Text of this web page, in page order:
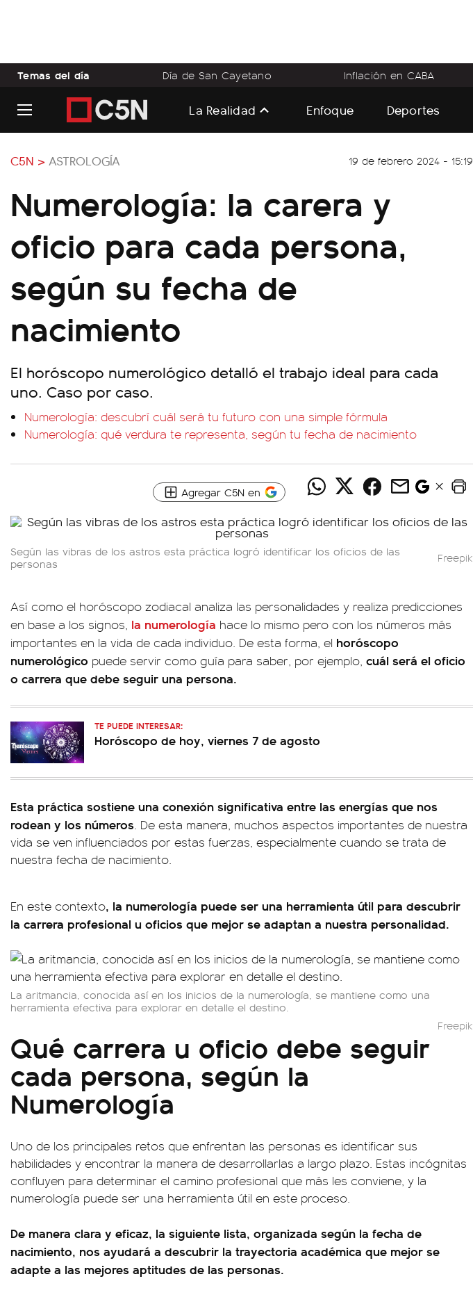
Temas del día Día de San Cayetano Inflación en CABA
La Realidad Enfoque Deportes
C5N > ASTROLOGÍA 19 de febrero 2024 - 15:19
Numerología: la carera y
oficio para cada persona,
según su fecha de
nacimiento
El horóscopo numerológico detalló el trabajo ideal para cada
uno. Caso por caso.
Numerología: descubrí cuál será tu futuro con una simple fórmula
Numerología: qué verdura te representa, según tu fecha de nacimiento
Agregar C5N en
Según las vibras de los astros esta práctica logró identificar los oficios de las
personas
Freepik
Así como el horóscopo zodiacal analiza las personalidades y realiza predicciones
en base a los signos, la numerología hace lo mismo pero con los números más
importantes en la vida de cada individuo. De esta forma, el horóscopo
numerológico puede servir como guía para saber, por ejemplo, cuál será el oficio
o carrera que debe seguir una persona.
TE PUEDE INTERESAR:
Horóscopo de hoy, viernes 7 de agosto
Esta práctica sostiene una conexión significativa entre las energías que nos
rodean y los números. De esta manera, muchos aspectos importantes de nuestra
vida se ven influenciados por estas fuerzas, especialmente cuando se trata de
nuestra fecha de nacimiento.
En este contexto, la numerología puede ser una herramienta útil para descubrir
la carrera profesional u oficios que mejor se adaptan a nuestra personalidad.
La aritmancia, conocida así en los inicios de la numerología, se mantiene como una
herramienta efectiva para explorar en detalle el destino.
Freepik
Qué carrera u oficio debe seguir
cada persona, según la
Numerología
Uno de los principales retos que enfrentan las personas es identificar sus
habilidades y encontrar la manera de desarrollarlas a largo plazo. Estas incógnitas
confluyen para determinar el camino profesional que más les conviene, y la
numerología puede ser una herramienta útil en este proceso.
De manera clara y eficaz, la siguiente lista, organizada según la fecha de
nacimiento, nos ayudará a descubrir la trayectoria académica que mejor se
adapte a las mejores aptitudes de las personas.